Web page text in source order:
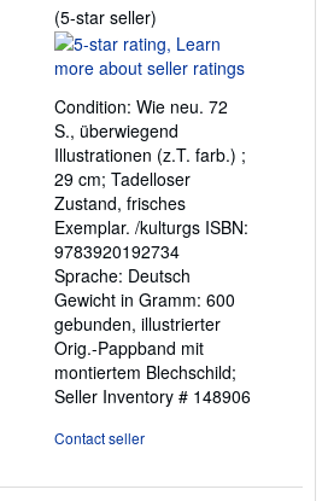
(5-star seller)
rating
5
of
5
stars
Condition: Wie neu. 72
S., überwiegend
Illustrationen (z.T. farb.) ;
29 cm; Tadelloser
Zustand, frisches
Exemplar. /kulturgs ISBN:
9783920192734
Sprache: Deutsch
Gewicht in Gramm: 600
gebunden, illustrierter
Orig.-Pappband mit
montiertem Blechschild;
Seller Inventory # 148906
Contact seller